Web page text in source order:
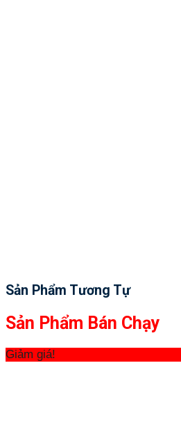
Sản Phẩm Tương Tự
Sản Phẩm Bán Chạy
Giảm giá!